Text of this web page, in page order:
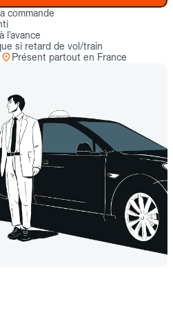
commande
l’avance
si retard de vol/train
Présent partout en France